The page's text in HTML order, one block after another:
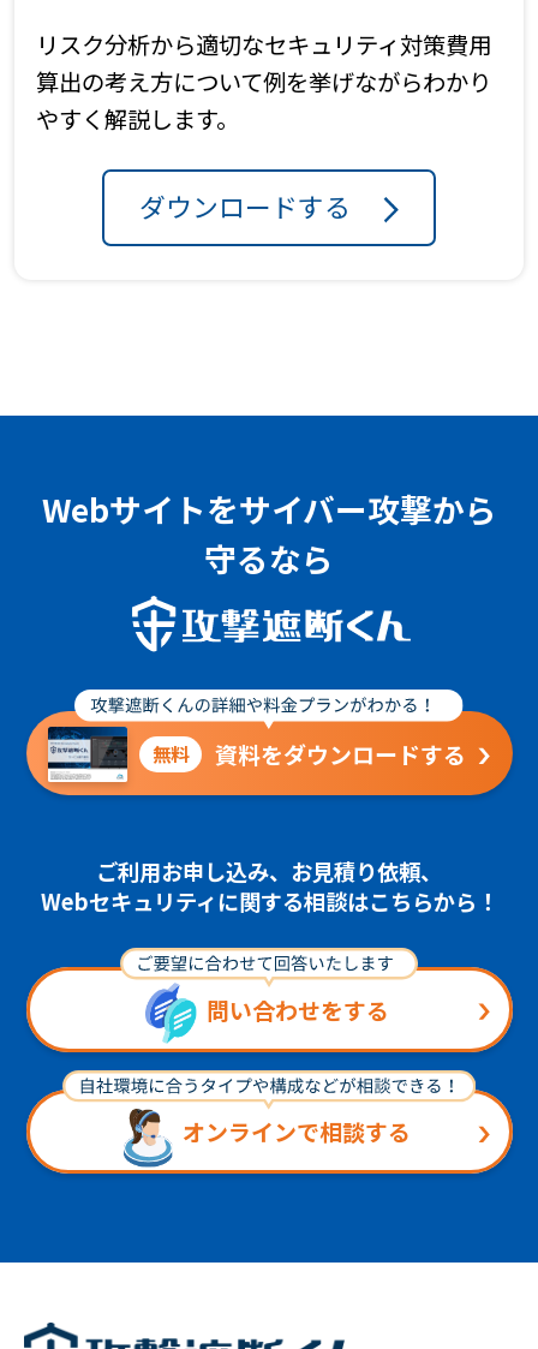
リスク分析から適切なセキュリティ対策費用
算出の考え方について例を挙げながらわかり
やすく解説します。
ダウンロードする
Webサイトをサイバー攻撃から
守るなら
無料 資料をダウンロードする
ご利用お申し込み、お見積り依頼、
Webセキュリティに関する相談はこちらから！
問い合わせをする
オンラインで相談する